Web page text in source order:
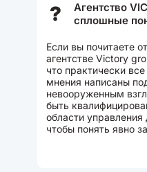
?
Агентство
сплошные
Если вы почитаете
агентстве Victory
что практически
мнения написаны
невооруженным
быть
области управления
чтобы понять явно